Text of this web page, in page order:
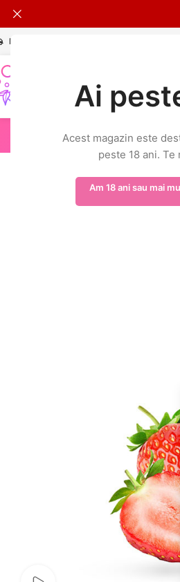
Ai
Acest magazin este
peste 18 ani.
Am 18 ani sau mai
Livrare în 24h și GRATUITĂ peste 149 RON
ELFBAR ELFLIQ